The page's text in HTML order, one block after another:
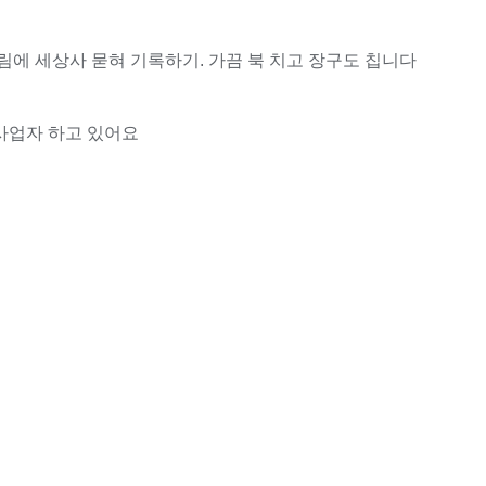
에 세상사 묻혀 기록하기. 가끔 북 치고 장구도 칩니다
업자 하고 있어요